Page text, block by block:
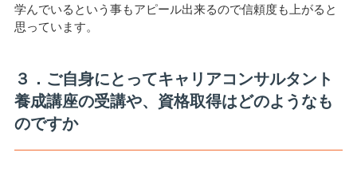
学んでいるという事もアピール出来るので信頼度も上がると
思っています。
３．ご自身にとってキャリアコンサルタント
養成講座の受講や、資格取得はどのようなも
のですか